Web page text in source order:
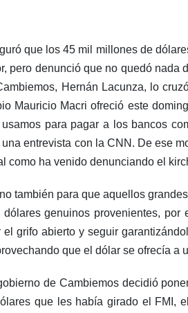
que los 45 mil millones de
pero denunció que no quedó nada
Hernán Lacunza, lo
Mauricio Macri ofreció este
para pagar a los bancos
entrevista con la CNN. De ese
como ha venido denunciando el
también para que aquellos
genuinos provenientes,
grifo abierto y seguir
que el dólar se ofrecía a
de Cambiemos decidió
que les había girado el FMI,